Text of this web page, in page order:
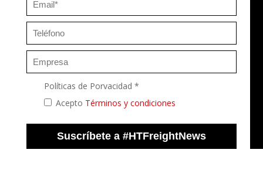
Políticas de Porvacidad *
Acepto Términos y condiciones